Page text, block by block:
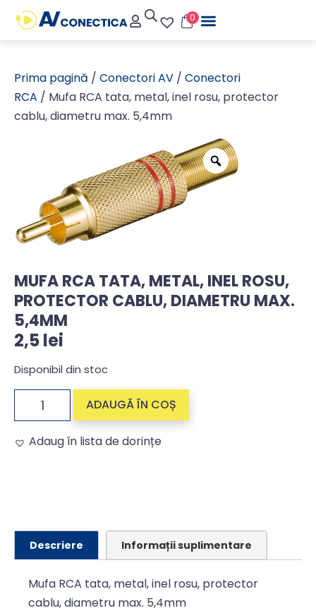
0
Prima pagină / Conectori AV / Conectori
RCA / Mufa RCA tata, metal, inel rosu, protector
cablu, diametru max. 5,4mm
MUFA RCA TATA, METAL, INEL ROSU,
PROTECTOR CABLU, DIAMETRU MAX.
5,4MM
2,5lei
Disponibil din stoc
ADAUGĂ ÎN COȘ
Adaug în lista de dorințe
Descriere Informații suplimentare
Mufa RCA tata, metal, inel rosu, protector
cablu, diametru max. 5,4mm